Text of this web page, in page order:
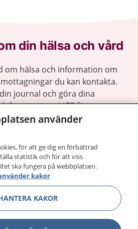
din hälsa och vård
om hälsa och information om
du kan kontakta.
journal och göra dina
1177 för
dygnet runt.
vill må bättre.
Visa
Visa
använder
för att ge dig en förbättrad
statistik och för att viss
ska fungera på webbplatsen.
kakor
KAKOR